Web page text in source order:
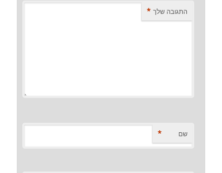
התגובה שלך *
שם *